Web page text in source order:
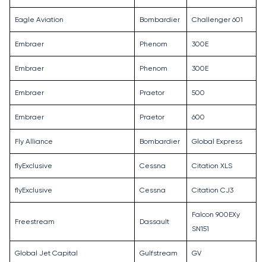
Eagle Aviation Bombardier Challenger 601
Embraer Phenom 300E
Embraer Phenom 300E
Embraer Praetor 500
Embraer Praetor 600
Fly Alliance Bombardier Global Express
flyExclusive Cessna Citation XLS
flyExclusive Cessna Citation CJ3
Freestream Dassault
Falcon 900EXy
SN151
Global Jet Capital Gulfstream GV